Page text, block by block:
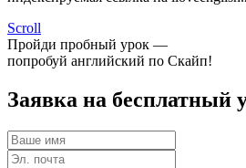
Scroll
Пройди пробный урок —
попробуй английский по Скайп!
Заявка на бесплатный